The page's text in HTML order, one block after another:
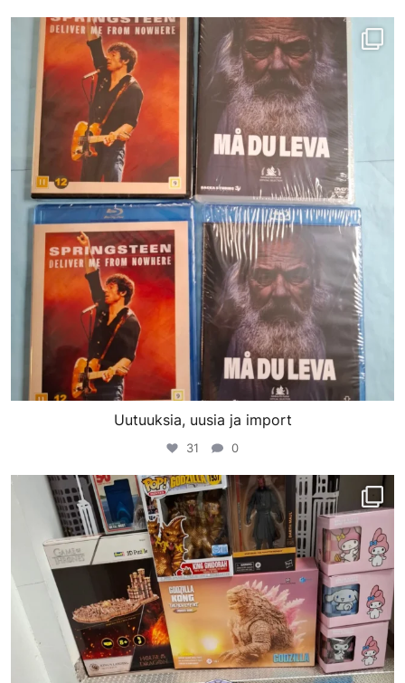
porinvideodivari
Helmi 9
Uutuuksia, uusia ja import
31 0
porinvideodivari
Helmi 4